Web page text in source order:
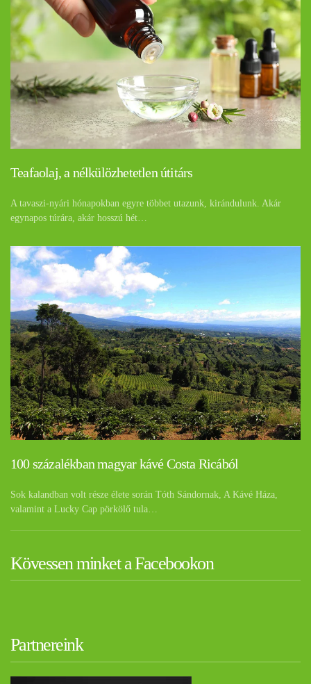
Teafaolaj, a nélkülözhetetlen útitárs
A tavaszi-nyári hónapokban egyre többet utazunk, kirándulunk. Akár
egynapos túrára, akár hosszú hét…
100 százalékban magyar kávé Costa Ricából
Sok kalandban volt része élete során Tóth Sándornak, A Kávé Háza,
valamint a Lucky Cap pörkölő tula…
Kövessen minket a Facebookon
Partnereink